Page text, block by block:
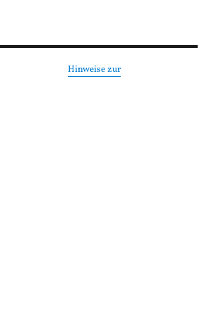
Hinweise zur